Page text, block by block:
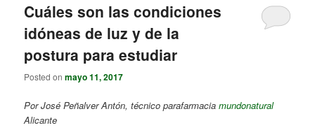
Cuáles son las condiciones
idóneas de luz y de la
postura para estudiar
Posted onmayo 11, 2017
Por José Peñalver Antón, técnico parafarmaciamundonatural
Alicante